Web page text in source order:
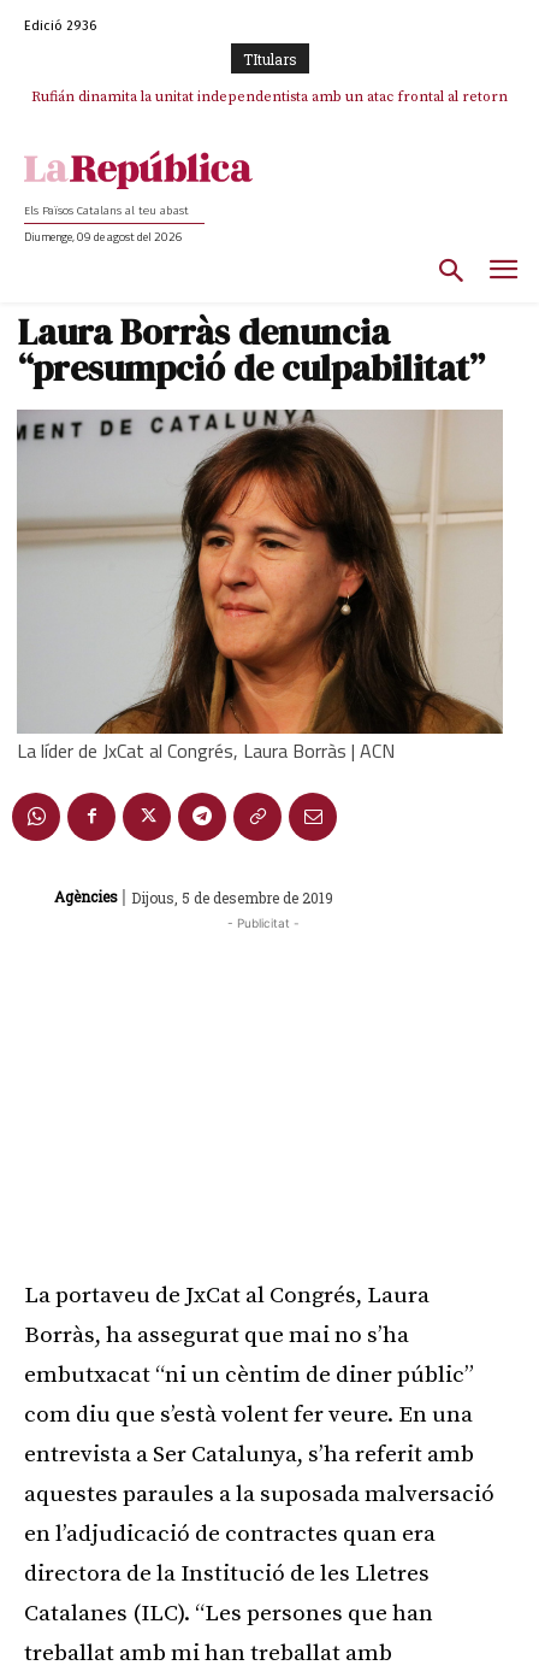
Edició 2936
TItulars
Rufián dinamita la unitat independentista amb un atac frontal al retorn
Puigdemont reivindica la transparència del seu retorn i manté el pols
Els Països Catalans al teu abast
Diumenge, 09 de agost del 2026
Laura Borràs denuncia
“presumpció de culpabilitat”
La líder de JxCat al Congrés, Laura Borràs | ACN
Agències | Dijous, 5 de desembre de 2019
- Publicitat -
La portaveu de JxCat al Congrés, Laura
Borràs, ha assegurat que mai no s’ha
embutxacat “ni un cèntim de diner públic”
com diu que s’està volent fer veure. En una
entrevista a Ser Catalunya, s’ha referit amb
aquestes paraules a la suposada malversació
en l’adjudicació de contractes quan era
directora de la Institució de les Lletres
Catalanes (ILC). “Les persones que han
treballat amb mi han treballat amb